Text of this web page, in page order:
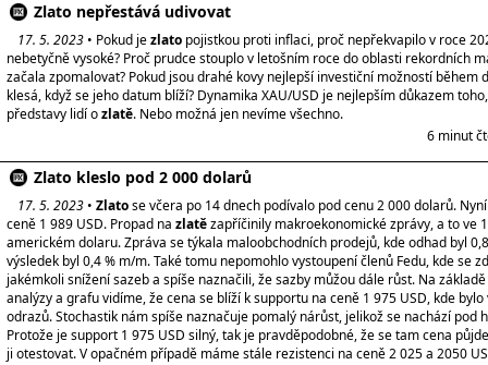
Zlato nepřestává udivovat
17. 5. 2023 • Pokud jezlato pojistkou proti inflaci, proč nepřekvapilo v roce
nebetyčně vysoké? Proč prudce stouplo v letošním roce do oblasti rekordních
začala zpomalovat? Pokud jsou drahé kovy nejlepší investiční možností během
klesá, když se jeho datum blíží? Dynamika XAU/USD je nejlepším důkazem
představy lidí ozlatě. Nebo možná jen nevíme všechno.
6 minut
Zlato kleslo pod 2 000 dolarů
17. 5. 2023 • Zlatose včera po 14 dnech podívalo pod cenu 2 000 dolarů.
ceně 1 989 USD. Propad na zlatězapříčinily makroekonomické zprávy, a to ve
americkém dolaru. Zpráva se týkala maloobchodních prodejů, kde odhad byl
výsledek byl 0,4 % m/m. Také tomu nepomohlo vystoupení členů Fedu, kde se
jakémkoli snížení sazeb a spíše naznačili, že sazby můžou dále růst. Na
analýzy a grafu vidíme, že cena se blíží k supportu na ceně 1 975 USD, kde
odrazů. Stochastik nám spíše naznačuje pomalý nárůst, jelikož se nachází pod
Protože je support 1 975 USD silný, tak je pravděpodobné, že se tam cena
ji otestovat. V opačném případě máme stále rezistenci na ceně 2 025 a 2050